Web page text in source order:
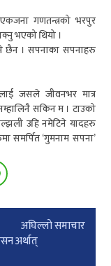
गणतन्त्रको भरपुर
भएको थियो ।
छैन । सपनाका सपनाहरु
जसले जीवनभर मात्र
सकिन म । टाउको
उहि नमेटिने यादहरु
समर्पित ‘गुमनाम सपना’
अघिल्लाे समाचार
अर्थात्